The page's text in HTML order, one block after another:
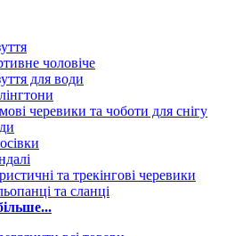
чоловіче
для води
черевики та чоботи для снігу
та трекінгові черевики
та сланці